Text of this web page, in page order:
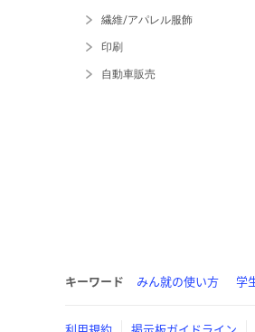
繊維/アパレル服飾
印刷
自動車販売
キーワード みん就の使い方 学